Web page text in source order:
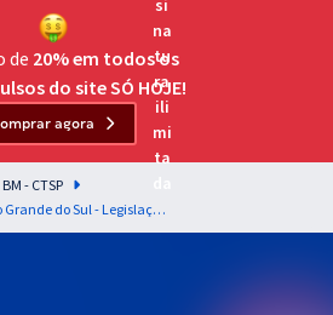
para o Exame da
para as principais
de 20% em todos os
do site SÓ HOJE!
agora
BM - CTSP
Brigada Militar do Estado do Rio Grande do Sul - Legislação Aplicada à Função Para o Cargo de Oficiais do Estado Maior - Professor Eduardo Galante & Wilson Garcia